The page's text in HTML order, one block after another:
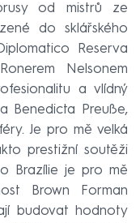
od mistrů ze
do sklářského
Reserva
Nelsonem
a vlídný
Benedicta Preuße,
Je pro mě velká
prestižní soutěži
Brazílie je pro mě
Brown Forman
budovat hodnoty